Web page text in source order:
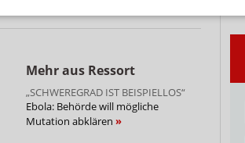
Mehr aus Ressort
„SCHWEREGRAD IST BEISPIELLOS“
Ebola: Behörde will mögliche
Mutation abklären